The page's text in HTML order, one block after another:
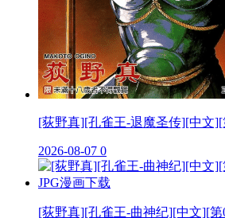
[荻野真][孔雀王-退魔圣传][中文][
2026-08-07 0
[荻野真][孔雀王-曲神纪][中文][第